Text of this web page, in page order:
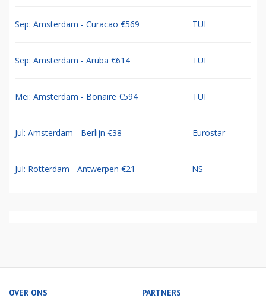
Sep: Amsterdam - Curacao €569 TUI
Sep: Amsterdam - Aruba €614 TUI
Mei: Amsterdam - Bonaire €594 TUI
Jul: Amsterdam - Berlijn €38 Eurostar
Jul: Rotterdam - Antwerpen €21 NS
OVER ONS PARTNERS